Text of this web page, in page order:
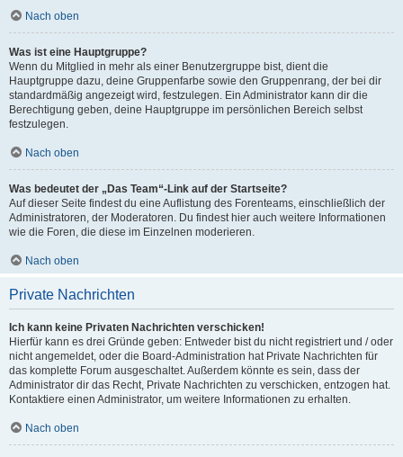
Nach oben
Was ist eine Hauptgruppe?
Wenn du Mitglied in mehr als einer Benutzergruppe bist, dient die
Hauptgruppe dazu, deine Gruppenfarbe sowie den Gruppenrang, der bei dir
standardmäßig angezeigt wird, festzulegen. Ein Administrator kann dir die
Berechtigung geben, deine Hauptgruppe im persönlichen Bereich selbst
festzulegen.
Nach oben
Was bedeutet der „Das Team“-Link auf der Startseite?
Auf dieser Seite findest du eine Auflistung des Forenteams, einschließlich der
Administratoren, der Moderatoren. Du findest hier auch weitere Informationen
wie die Foren, die diese im Einzelnen moderieren.
Nach oben
Private Nachrichten
Ich kann keine Privaten Nachrichten verschicken!
Hierfür kann es drei Gründe geben: Entweder bist du nicht registriert und / oder
nicht angemeldet, oder die Board-Administration hat Private Nachrichten für
das komplette Forum ausgeschaltet. Außerdem könnte es sein, dass der
Administrator dir das Recht, Private Nachrichten zu verschicken, entzogen hat.
Kontaktiere einen Administrator, um weitere Informationen zu erhalten.
Nach oben